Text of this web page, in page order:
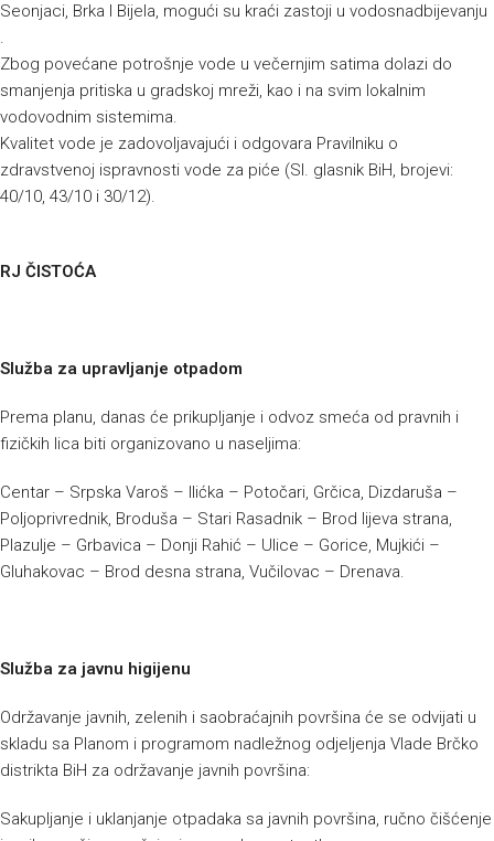
Seonjaci, Brka I Bijela, mogući su kraći zastoji u vodosnadbijevanju
.
Zbog povećane potrošnje vode u večernjim satima dolazi do
smanjenja pritiska u gradskoj mreži, kao i na svim lokalnim
vodovodnim sistemima.
Kvalitet vode je zadovoljavajući i odgovara Pravilniku o
zdravstvenoj ispravnosti vode za piće (Sl. glasnik BiH, brojevi:
40/10, 43/10 i 30/12).
RJ ČISTOĆA
Služba za upravljanje otpadom
Prema planu, danas će prikupljanje i odvoz smeća od pravnih i
fizičkih lica biti organizovano u naseljima:
Centar – Srpska Varoš – Ilićka – Potočari, Grčica, Dizdaruša –
Poljoprivrednik, Broduša – Stari Rasadnik – Brod lijeva strana,
Plazulje – Grbavica – Donji Rahić – Ulice – Gorice, Mujkići –
Gluhakovac – Brod desna strana, Vučilovac – Drenava.
Služba za javnu higijenu
Održavanje javnih, zelenih i saobraćajnih površina će se odvijati u
skladu sa Planom i programom nadležnog odjeljenja Vlade Brčko
distrikta BiH za održavanje javnih površina:
Sakupljanje i uklanjanje otpadaka sa javnih površina, ručno čišćenje